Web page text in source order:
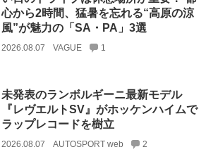
心から2時間、猛暑を忘れる“高原の涼
風”が魅力の「SA・PA」3選
2026.08.07 VAGUE 1
未発表のランボルギーニ最新モデル
『レヴエルトSV』がホッケンハイムで
ラップレコードを樹立
2026.08.07 AUTOSPORT web 2